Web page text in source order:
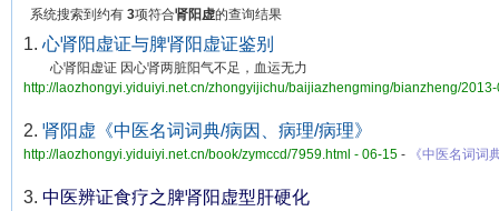
系统搜索到约有 3项符合肾阳虚的查询结果
1. 心肾阳虚证与脾肾阳虚证鉴别
心肾阳虚证 因心肾两脏阳气不足，血运无力
http://laozhongyi.yiduiyi.net.cn/zhongyijichu/baijiazhengming/bianzheng/
2. 肾阳虚《中医名词词典/病因、病理/病理》
http://laozhongyi.yiduiyi.net.cn/book/zymccd/7959.html - 06-15 - 《中医名词词
3. 中医辨证食疗之脾肾阳虚型肝硬化